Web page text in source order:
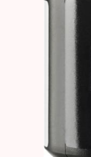
Hit enter to